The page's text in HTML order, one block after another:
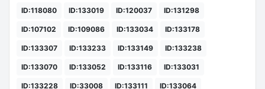
ID:118080 ID:133019 ID:120037 ID:131298
ID:107102 ID:109086 ID:133034 ID:133178
ID:133307 ID:133233 ID:133149 ID:133238
ID:133070 ID:133052 ID:133116 ID:133031
ID:133228 ID:33008 ID:133111 ID:133064